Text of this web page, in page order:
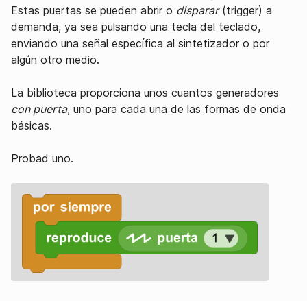
Estas puertas se pueden abrir o disparar(trigger) a
demanda, ya sea pulsando una tecla del teclado,
enviando una señal específica al sintetizador o por
algún otro medio.
La biblioteca proporciona unos cuantos generadores
con puerta, uno para cada una de las formas de onda
básicas.
Probad uno.